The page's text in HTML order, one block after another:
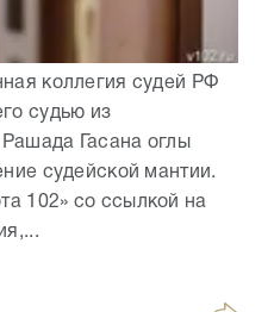
коллегия судей РФ
судью из
Гасана оглы
судейской мантии.
102» со ссылкой на